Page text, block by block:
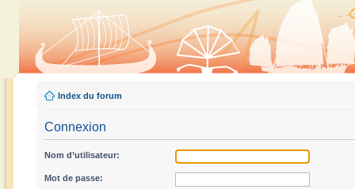
Index du forum
Connexion
Nom d’utilisateur:
Mot de passe: